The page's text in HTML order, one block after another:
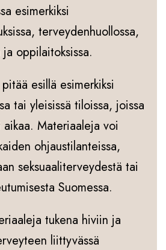
esimerkiksi
terveydenhuollossa,
oppilaitoksissa.
esillä esimerkiksi
tai yleisissä tiloissa, joissa
Materiaaleja voi
ohjaustilanteissa,
seksuaaliterveydestä tai
Suomessa.
tukena hiviin ja
liittyvässä